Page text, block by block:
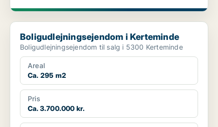
Boligudlejningsejendom i Kerteminde
Boligudlejningsejendom i Kerteminde
Boligudlejningsejendom til salg i 5300 Kerteminde
Areal
Ca. 295 m2
Pris
Ca. 3.700.000 kr.